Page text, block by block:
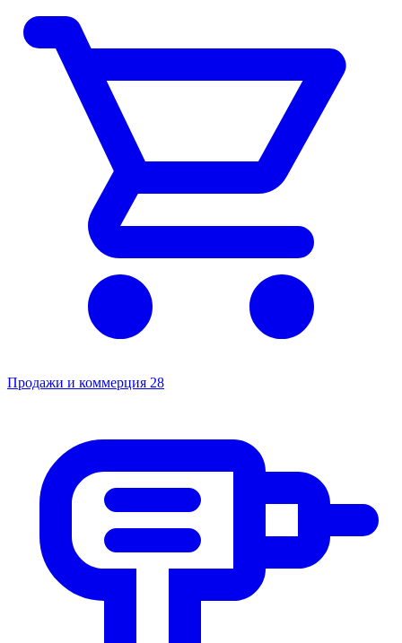
Продажи и коммерция 28